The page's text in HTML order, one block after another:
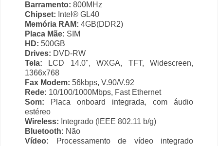
Barramento: 800MHz
Chipset: Intel® GL40
Memória RAM: 4GB(DDR2)
Placa Mãe: SIM
HD: 500GB
Drives: DVD-RW
Tela: LCD 14.0", WXGA, TFT, Widescreen,
1366x768
Fax Modem: 56kbps, V.90/V.92
Rede: 10/100/1000Mbps, Fast Ethernet
Som: Placa onboard integrada, com áudio
estéreo
Wireless: Integrado (IEEE 802.11 b/g)
Bluetooth: Não
Vídeo: Processamento de vídeo integrado